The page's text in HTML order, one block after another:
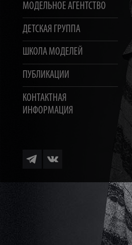
МОДЕЛЬНОЕ АГЕНТСТВО
ДЕТСКАЯ ГРУППА
ШКОЛА МОДЕЛЕЙ
ПУБЛИКАЦИИ
КОНТАКТНАЯ
ИНФОРМАЦИЯ